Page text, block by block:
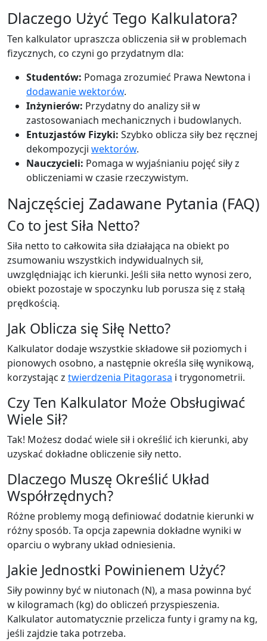
Dlaczego Użyć Tego Kalkulatora?
Ten kalkulator upraszcza obliczenia sił w problemach
fizycznych, co czyni go przydatnym dla:
Studentów: Pomaga zrozumieć Prawa Newtona i
dodawanie wektorów.
Inżynierów: Przydatny do analizy sił w
zastosowaniach mechanicznych i budowlanych.
Entuzjastów Fizyki: Szybko oblicza siły bez ręcznej
dekompozycji wektorów.
Nauczycieli: Pomaga w wyjaśnianiu pojęć siły z
obliczeniami w czasie rzeczywistym.
Najczęściej Zadawane Pytania (FAQ)
Co to jest Siła Netto?
Siła netto to całkowita siła działająca na obiekt po
zsumowaniu wszystkich indywidualnych sił,
uwzględniając ich kierunki. Jeśli siła netto wynosi zero,
obiekt pozostaje w spoczynku lub porusza się z stałą
prędkością.
Jak Oblicza się Siłę Netto?
Kalkulator dodaje wszystkie składowe sił poziomych i
pionowych osobno, a następnie określa siłę wynikową,
korzystając z twierdzenia Pitagorasa i trygonometrii.
Czy Ten Kalkulator Może Obsługiwać
Wiele Sił?
Tak! Możesz dodać wiele sił i określić ich kierunki, aby
uzyskać dokładne obliczenie siły netto.
Dlaczego Muszę Określić Układ
Współrzędnych?
Różne problemy mogą definiować dodatnie kierunki w
różny sposób. Ta opcja zapewnia dokładne wyniki w
oparciu o wybrany układ odniesienia.
Jakie Jednostki Powinienem Użyć?
Siły powinny być w niutonach (N), a masa powinna być
w kilogramach (kg) do obliczeń przyspieszenia.
Kalkulator automatycznie przelicza funty i gramy na kg,
jeśli zajdzie taka potrzeba.